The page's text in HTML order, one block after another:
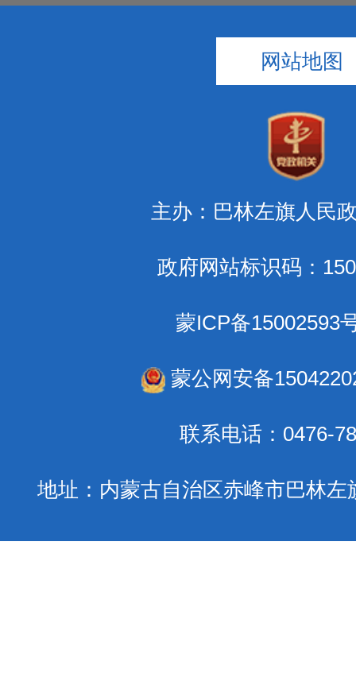
网站地图
主办：巴林左旗人民
政府网站标识码：
蒙ICP备15002593
蒙公网安备
联系电话：0476-
地址：内蒙古自治区赤峰市巴林